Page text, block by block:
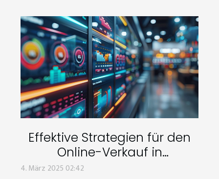
Effektive Strategien für den
Online-Verkauf in
spezialisierten Branchen
4. März 2025 02:42